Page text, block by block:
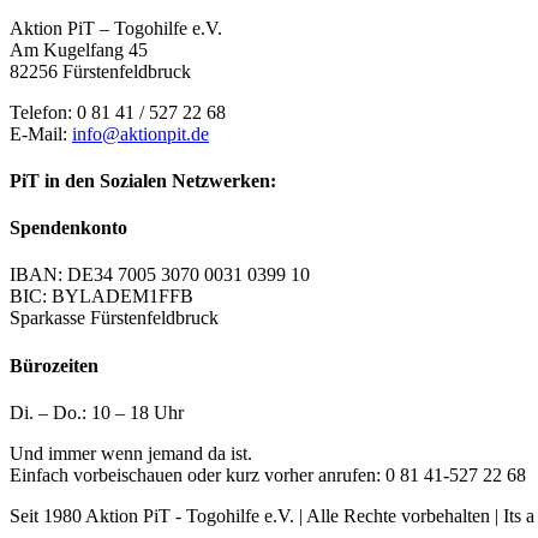
Aktion PiT – Togohilfe e.V.
Am Kugelfang 45
82256 Fürstenfeldbruck
Telefon: 0 81 41 / 527 22 68
E-Mail: info@aktionpit.de
PiT in den Sozialen Netzwerken:
Spendenkonto
IBAN: DE34 7005 3070 0031 0399 10
BIC: BYLADEM1FFB
Sparkasse Fürstenfeldbruck
Bürozeiten
Di. – Do.: 10 – 18 Uhr
Und immer wenn jemand da ist.
Einfach vorbeischauen oder kurz vorher anrufen: 0 81 41-527 22 68
Seit 1980 Aktion PiT - Togohilfe e.V. | Alle Rechte vorbehalten | Its a